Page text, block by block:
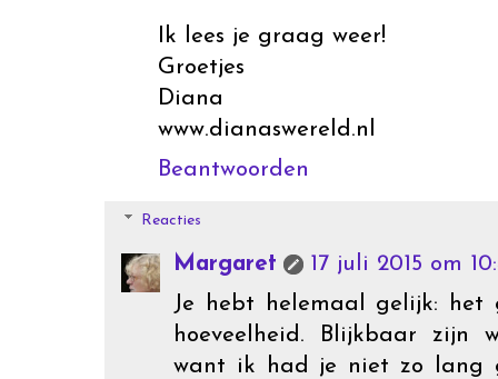
Ik lees je graag weer!
Groetjes
Diana
www.dianaswereld.nl
Beantwoorden
Reacties
Margaret
17 juli 2015 om
Je hebt helemaal gelijk:
hoeveelheid. Blijkbaar zijn
want ik had je niet zo lang